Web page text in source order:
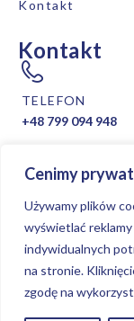
Cenimy
Używamy plików
wyświetlać
indywidualnych
na stronie.
zgodę na
Kontakt
Kontakt
TELEFON
+48 799 094 948